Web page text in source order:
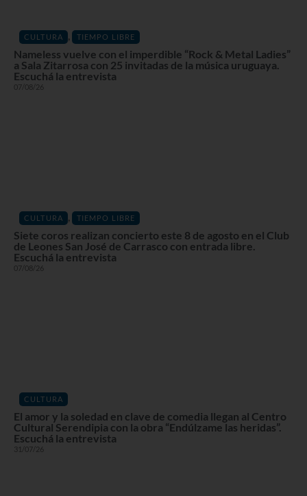
CULTURA , TIEMPO LIBRE
Nameless vuelve con el imperdible “Rock & Metal Ladies”
a Sala Zitarrosa con 25 invitadas de la música uruguaya.
Escuchá la entrevista
07/08/26
CULTURA , TIEMPO LIBRE
Siete coros realizan concierto este 8 de agosto en el Club
de Leones San José de Carrasco con entrada libre.
Escuchá la entrevista
07/08/26
CULTURA
El amor y la soledad en clave de comedia llegan al Centro
Cultural Serendipia con la obra “Endúlzame las heridas”.
Escuchá la entrevista
31/07/26